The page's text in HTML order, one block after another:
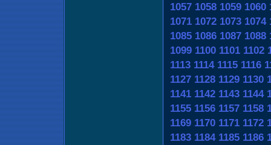
1057 1058 1059 1060
1071 1072 1073 1074
1085 1086 1087 1088
1099 1100 1101 1102
1113 1114 1115 1116
1127 1128 1129 1130
1141 1142 1143 1144
1155 1156 1157 1158
1169 1170 1171 1172
1183 1184 1185 1186